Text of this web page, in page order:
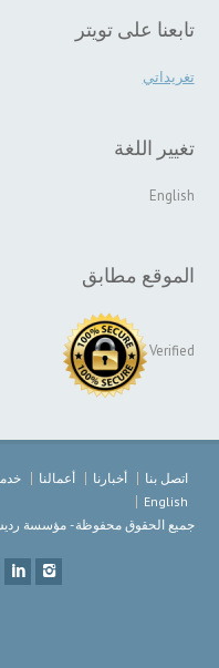
تابعنا على تويتر
تغريداتي
تغيير اللغة
English
الموقع مطابق
Verified
أعمالنا أخبارنا
اتصل بنا
English
جميع الحقوق محفوظة - مؤسسة رديس